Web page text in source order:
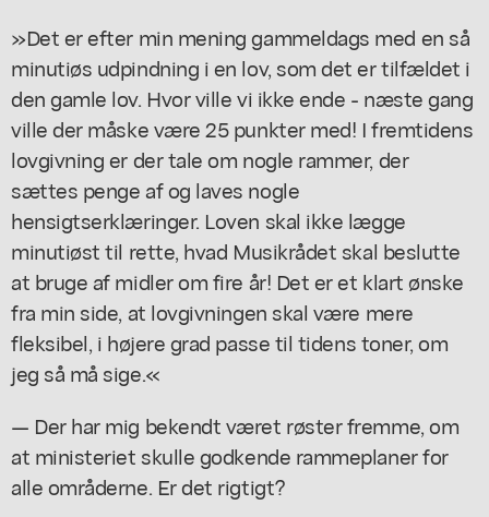
»Det er efter min mening gammeldags med en så
minutiøs udpindning i en lov, som det er tilfældet i
den gamle lov. Hvor ville vi ikke ende - næste gang
ville der måske være 25 punkter med! I fremtidens
lovgivning er der tale om nogle rammer, der
sættes penge af og laves nogle
hensigtserklæringer. Loven skal ikke lægge
minutiøst til rette, hvad Musikrådet skal beslutte
at bruge af midler om fire år! Det er et klart ønske
fra min side, at lovgivningen skal være mere
fleksibel, i højere grad passe til tidens toner, om
jeg så må sige.«
— Der har mig bekendt været røster fremme, om
at ministeriet skulle godkende rammeplaner for
alle områderne. Er det rigtigt?